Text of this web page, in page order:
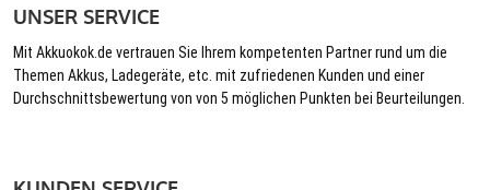
UNSER SERVICE
Mit Akkuokok.de vertrauen Sie Ihrem kompetenten Partner rund um die
Themen Akkus, Ladegeräte, etc. mit zufriedenen Kunden und einer
Durchschnittsbewertung von von 5 möglichen Punkten bei Beurteilungen.